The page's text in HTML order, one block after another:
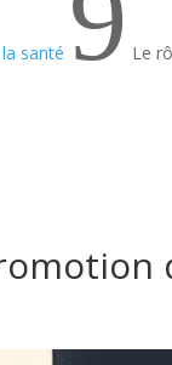
santé Le